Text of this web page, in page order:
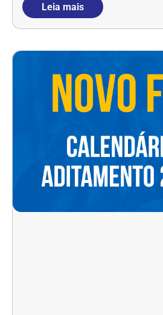
Leia mais